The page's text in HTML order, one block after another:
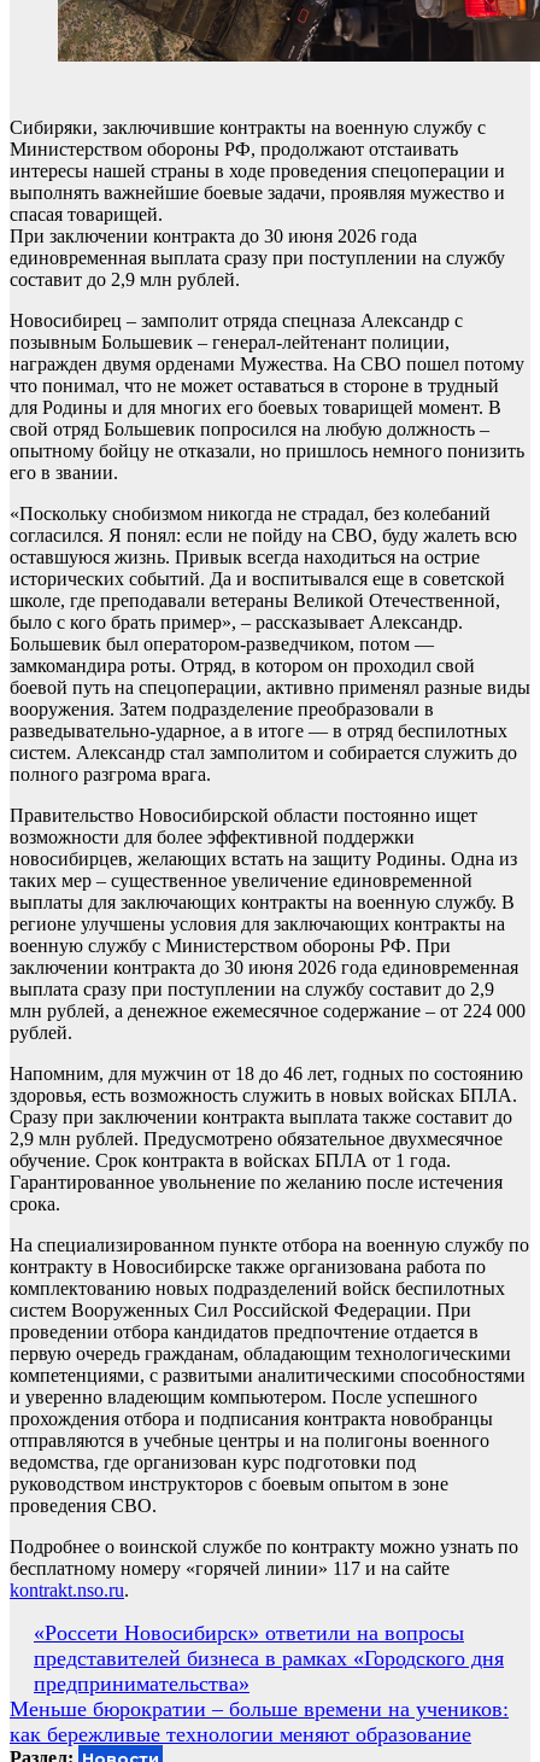
Сибиряки, заключившие контракты на военную службу с
Министерством обороны РФ, продолжают отстаивать
интересы нашей страны в ходе проведения спецоперации и
выполнять важнейшие боевые задачи, проявляя мужество и
спасая товарищей.
При заключении контракта до 30 июня 2026 года
единовременная выплата сразу при поступлении на службу
составит до 2,9 млн рублей.
Новосибирец – замполит отряда спецназа Александр с
позывным Большевик – генерал-лейтенант полиции,
награжден двумя орденами Мужества. На СВО пошел потому
что понимал, что не может оставаться в стороне в трудный
для Родины и для многих его боевых товарищей момент. В
свой отряд Большевик попросился на любую должность –
опытному бойцу не отказали, но пришлось немного понизить
его в звании.
«Поскольку снобизмом никогда не страдал, без колебаний
согласился. Я понял: если не пойду на СВО, буду жалеть всю
оставшуюся жизнь. Привык всегда находиться на острие
исторических событий. Да и воспитывался еще в советской
школе, где преподавали ветераны Великой Отечественной,
было с кого брать пример», – рассказывает Александр.
Большевик был оператором-разведчиком, потом —
замкомандира роты. Отряд, в котором он проходил свой
боевой путь на спецоперации, активно применял разные виды
вооружения. Затем подразделение преобразовали в
разведывательно-ударное, а в итоге — в отряд беспилотных
систем. Александр стал замполитом и собирается служить до
полного разгрома врага.
Правительство Новосибирской области постоянно ищет
возможности для более эффективной поддержки
новосибирцев, желающих встать на защиту Родины. Одна из
таких мер – существенное увеличение единовременной
выплаты для заключающих контракты на военную службу. В
регионе улучшены условия для заключающих контракты на
военную службу с Министерством обороны РФ. При
заключении контракта до 30 июня 2026 года единовременная
выплата сразу при поступлении на службу составит до 2,9
млн рублей, а денежное ежемесячное содержание – от 224 000
рублей.
Напомним, для мужчин от 18 до 46 лет, годных по состоянию
здоровья, есть возможность служить в новых войсках БПЛА.
Сразу при заключении контракта выплата также составит до
2,9 млн рублей. Предусмотрено обязательное двухмесячное
обучение. Срок контракта в войсках БПЛА от 1 года.
Гарантированное увольнение по желанию после истечения
срока.
На специализированном пункте отбора на военную службу по
контракту в Новосибирске также организована работа по
комплектованию новых подразделений войск беспилотных
систем Вооруженных Сил Российской Федерации. При
проведении отбора кандидатов предпочтение отдается в
первую очередь гражданам, обладающим технологическими
компетенциями, с развитыми аналитическими способностями
и уверенно владеющим компьютером. После успешного
прохождения отбора и подписания контракта новобранцы
отправляются в учебные центры и на полигоны военного
ведомства, где организован курс подготовки под
руководством инструкторов с боевым опытом в зоне
проведения СВО.
Подробнее о воинской службе по контракту можно узнать по
бесплатному номеру «горячей линии» 117 и на сайте
kontrakt.nso.ru.
Навигация
по
записям
«Россети Новосибирск» ответили на вопросы
представителей бизнеса в рамках «Городского дня
предпринимательства»
Меньше бюрократии – больше времени на учеников:
как бережливые технологии меняют образование
Раздел: